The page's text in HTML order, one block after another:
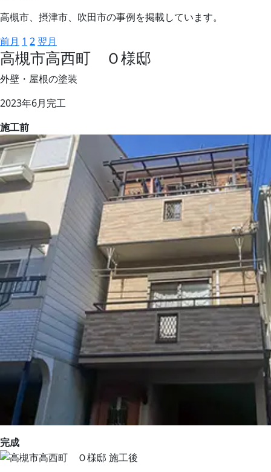
高槻市、摂津市、吹田市の事例を掲載しています。
前月 1 2 翌月
高槻市高西町 Ｏ様邸
外壁・屋根の塗装
2023年6月完工
施工前
完成